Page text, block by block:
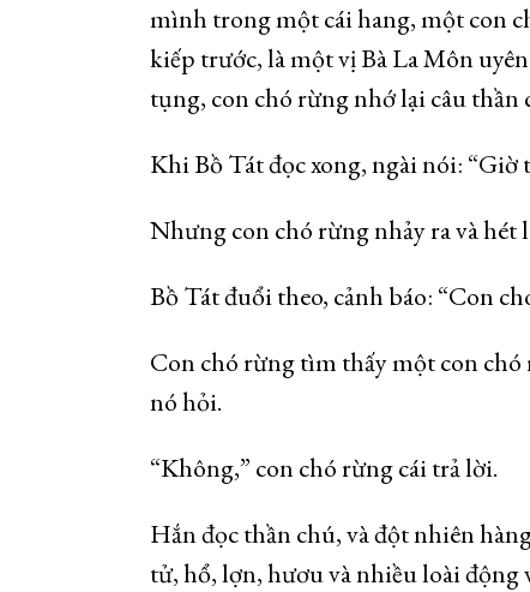
mình trong một cái hang, một con
kiếp trước, là một vị Bà La Môn
tụng, con chó rừng nhớ lại câu thần
Khi Bồ Tát đọc xong, ngài nói: “Giờ
Nhưng con chó rừng nhảy ra và hét
Bồ Tát đuổi theo, cảnh báo: “Con
Con chó rừng tìm thấy một con chó
nó hỏi.
“Không,” con chó rừng cái trả lời.
Hắn đọc thần chú, và đột nhiên
tử, hổ, lợn, hươu và nhiều loài động